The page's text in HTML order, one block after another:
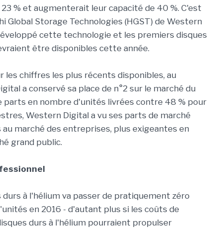
% et augmenterait leur capacité de 40 %. C'est
Global Storage Technologies (HGST) de Western
cette technologie et les premiers disques
être disponibles cette année.
les chiffres les plus récents disponibles, au
a conservé sa place de n°2 sur le marché du
parts en nombre d'unités livrées contre 48 % pour
Western Digital a vu ses parts de marché
marché des entreprises, plus exigeantes en
grand public.
à l'hélium va passer de pratiquement zéro
en 2016 - d'autant plus si les coûts de
durs à l'hélium pourraient propulser